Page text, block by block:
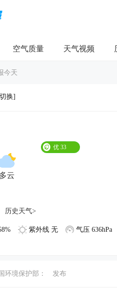
空气质量 天气视频
今天
换]
多云
优 33
历史天气>
紫外线 无 气压 636hPa
环境保护部： 发布